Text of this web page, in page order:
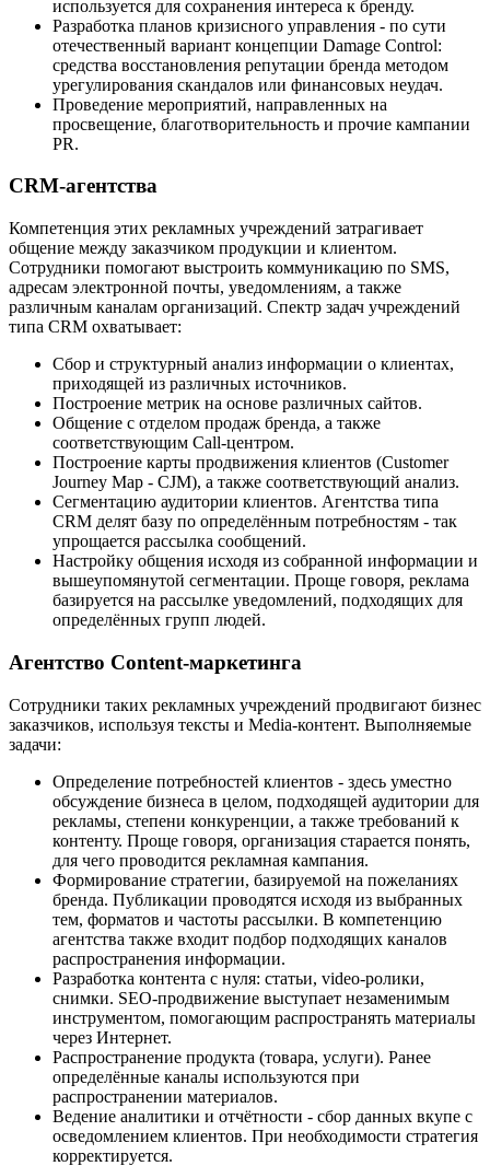
используется для сохранения интереса к бренду.
Разработка планов кризисного управления - по сути
отечественный вариант концепции Damage Control:
средства восстановления репутации бренда методом
урегулирования скандалов или финансовых неудач.
Проведение мероприятий, направленных на
просвещение, благотворительность и прочие кампании
PR.
CRM-агентства
Компетенция этих рекламных учреждений затрагивает
общение между заказчиком продукции и клиентом.
Сотрудники помогают выстроить коммуникацию по SMS,
адресам электронной почты, уведомлениям, а также
различным каналам организаций. Спектр задач учреждений
типа CRM охватывает:
Сбор и структурный анализ информации о клиентах,
приходящей из различных источников.
Построение метрик на основе различных сайтов.
Общение с отделом продаж бренда, а также
соответствующим Call-центром.
Построение карты продвижения клиентов (Customer
Journey Map - CJM), а также соответствующий анализ.
Сегментацию аудитории клиентов. Агентства типа
CRM делят базу по определённым потребностям - так
упрощается рассылка сообщений.
Настройку общения исходя из собранной информации и
вышеупомянутой сегментации. Проще говоря, реклама
базируется на рассылке уведомлений, подходящих для
определённых групп людей.
Агентство Content-маркетинга
Сотрудники таких рекламных учреждений продвигают бизнес
заказчиков, используя тексты и Media-контент. Выполняемые
задачи:
Определение потребностей клиентов - здесь уместно
обсуждение бизнеса в целом, подходящей аудитории для
рекламы, степени конкуренции, а также требований к
контенту. Проще говоря, организация старается понять,
для чего проводится рекламная кампания.
Формирование стратегии, базируемой на пожеланиях
бренда. Публикации проводятся исходя из выбранных
тем, форматов и частоты рассылки. В компетенцию
агентства также входит подбор подходящих каналов
распространения информации.
Разработка контента с нуля: статьи, video-ролики,
снимки. SEO-продвижение выступает незаменимым
инструментом, помогающим распространять материалы
через Интернет.
Распространение продукта (товара, услуги). Ранее
определённые каналы используются при
распространении материалов.
Ведение аналитики и отчётности - сбор данных вкупе с
осведомлением клиентов. При необходимости стратегия
корректируется.